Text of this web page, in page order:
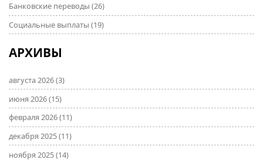
Банковские переводы (26)
Социальные выплаты (19)
АРХИВЫ
августа 2026(3)
июня 2026(15)
февраля 2026(11)
декабря 2025(11)
ноября 2025(14)